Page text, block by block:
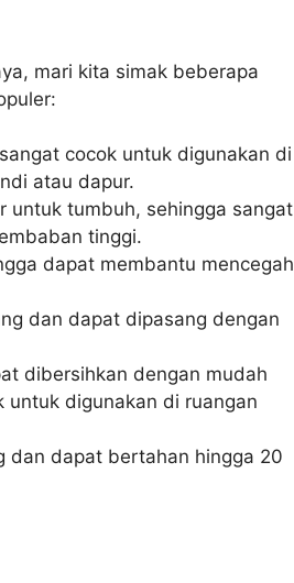
mari kita simak beberapa
cocok untuk digunakan di
atau dapur.
untuk tumbuh, sehingga sangat
tinggi.
dapat membantu mencegah
dan dapat dipasang dengan
dibersihkan dengan mudah
untuk digunakan di ruangan
dan dapat bertahan hingga 20